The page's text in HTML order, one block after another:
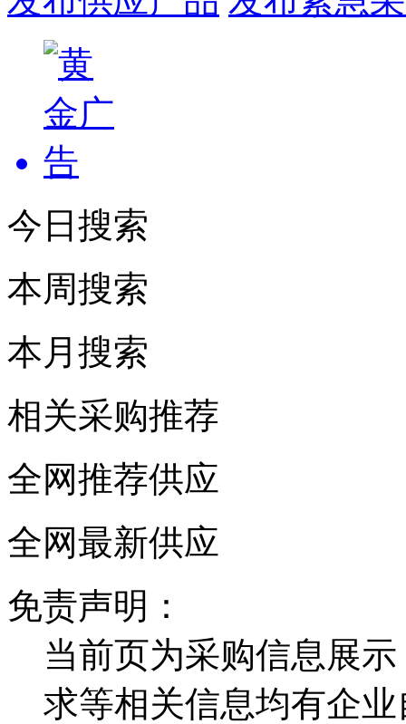
今日搜索
本周搜索
本月搜索
相关采购推荐
全网推荐供应
全网最新供应
免责声明：
当前页为采购信息展
求等相关信息均有企